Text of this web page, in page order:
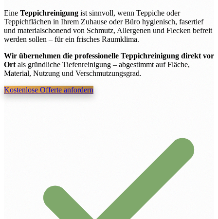
Eine Teppichreinigung ist sinnvoll, wenn Teppiche oder
Teppichflächen in Ihrem Zuhause oder Büro hygienisch, fasertief
und materialschonend von Schmutz, Allergenen und Flecken befreit
werden sollen – für ein frisches Raumklima.
Wir übernehmen die professionelle Teppichreinigung direkt vor
Ort als gründliche Tiefenreinigung – abgestimmt auf Fläche,
Material, Nutzung und Verschmutzungsgrad.
Kostenlose Offerte anfordern